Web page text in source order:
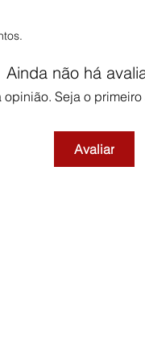
Ainda não há
Seja o
Avaliar